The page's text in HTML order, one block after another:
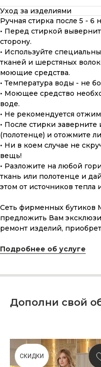
Уход за изделиями
Ручная стирка после 5 - 6
• Перед стиркой
сторону.
• Используйте
тканей и шерстяных
моющие средства.
• Температура воды - не
• Моющее средство
воде.
• Не рекомендуется
• После стирки
(полотенце) и отожмите
• Ни в коем случае не
вещь!
• Разложите на любой
ткань или полотенце и
этом от источников
Сеть фирменных бутиков
предложить Вам
ремонт изделий,
Подробнее об услуге
Дополни свой
СКИДКИ
ПОДАРОЧНАЯ
Что может быть лучше
сделанного с
и рассчитанного на
Скидка 10% за
на Телеграм